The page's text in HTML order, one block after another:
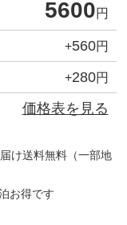
5600円
+560円
+280円
価格表を見る
け送料無料（一部地
お得です